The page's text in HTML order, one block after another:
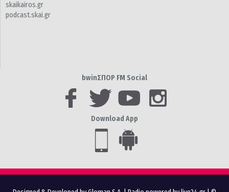
skaikairos.gr
podcast.skai.gr
bwinΣΠΟΡ FM Social
Download App